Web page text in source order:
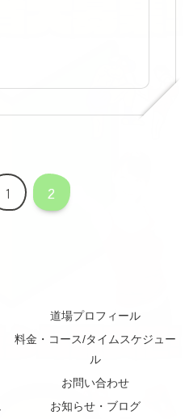
1 2
道場プロフィール
料金・コース/タイムスケジュー
ル
お問い合わせ
お知らせ・ブログ